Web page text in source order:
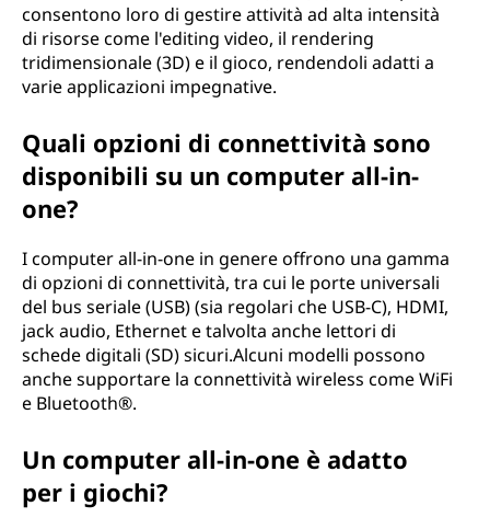
consentono loro di gestire attività ad alta intensità
di risorse come l'editing video, il rendering
tridimensionale (3D) e il gioco, rendendoli adatti a
varie applicazioni impegnative.
Quali opzioni di connettività sono
disponibili su un computer all-in-
one?
I computer all-in-one in genere offrono una gamma
di opzioni di connettività, tra cui le porte universali
del bus seriale (USB) (sia regolari che USB-C), HDMI,
jack audio, Ethernet e talvolta anche lettori di
schede digitali (SD) sicuri.Alcuni modelli possono
anche supportare la connettività wireless come WiFi
e Bluetooth®.
Un computer all-in-one è adatto
per i giochi?